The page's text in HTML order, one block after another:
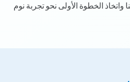
الخطوة الأولى نحو تجربة نوم